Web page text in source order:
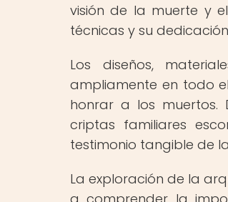
visión de la muerte y
técnicas y su
Los diseños,
ampliamente en todo
honrar a los muertos.
criptas familiares
testimonio tangible de
La exploración de la